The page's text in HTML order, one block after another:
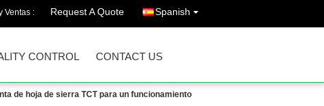
Ventas : Request A Quote Spanish
CONTROL CONTACT US
de hoja de sierra TCT para un funcionamiento